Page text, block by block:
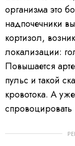
организма это
надпочечники
кортизол,
локализации:
Повышается
пульс и такой
кровотока. А